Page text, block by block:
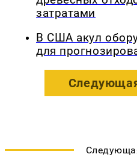
затратами
В США акул
для